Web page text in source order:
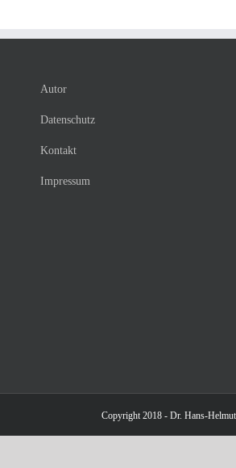
Autor
Datenschutz
Kontakt
Impressum
Copyright 2018 - Dr. Hans-